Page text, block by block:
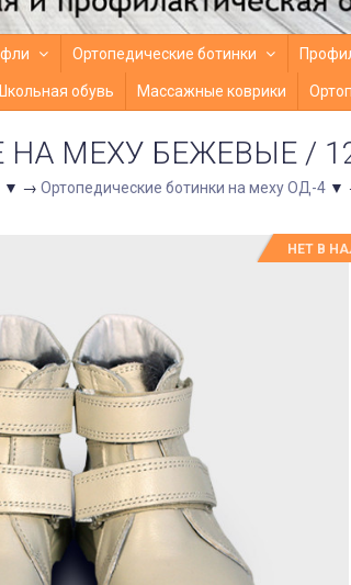
Ортопедические ботинки
обувь Массажные коврики
МЕХУ БЕЖЕВЫЕ /
▼ → Ортопедические ботинки на меху ОД-4 ▼
НЕТ В